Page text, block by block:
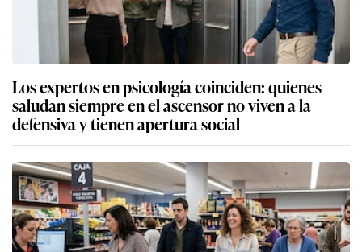
Los expertos en psicología coinciden: quienes
saludan siempre en el ascensor no viven a la
defensiva y tienen apertura social